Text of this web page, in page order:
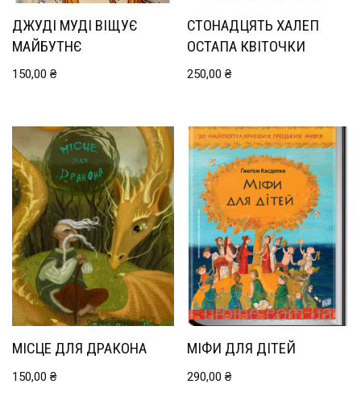
ДЖУДІ МУДІ ВІЩУЄ
МАЙБУТНЄ
150,00 ₴
СТОНАДЦЯТЬ ХАЛЕП
ОСТАПА КВІТОЧКИ
250,00₴
МІСЦЕ ДЛЯ ДРАКОНА
150,00 ₴
МІФИ ДЛЯ ДІТЕЙ
290,00₴